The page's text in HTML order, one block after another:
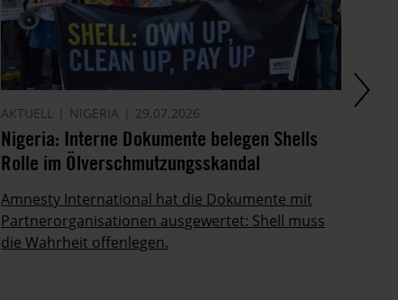
AKTUELL NIGERIA 29.07.2026
Nigeria: Interne Dokumente belegen Shells
Rolle im Ölverschmutzungsskandal
Amnesty International hat die Dokumente mit
Partnerorganisationen ausgewertet: Shell muss
die Wahrheit offenlegen.